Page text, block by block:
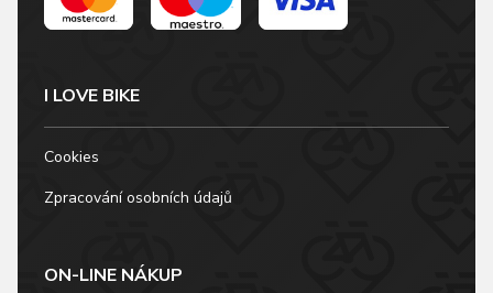
I LOVE BIKE
Cookies
Zpracování osobních údajů
ON-LINE NÁKUP